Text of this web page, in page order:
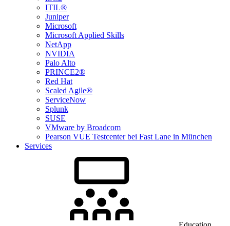
ITIL®
Juniper
Microsoft
Microsoft Applied Skills
NetApp
NVIDIA
Palo Alto
PRINCE2®
Red Hat
Scaled Agile®
ServiceNow
Splunk
SUSE
VMware by Broadcom
Pearson VUE Testcenter bei Fast Lane in München
Services